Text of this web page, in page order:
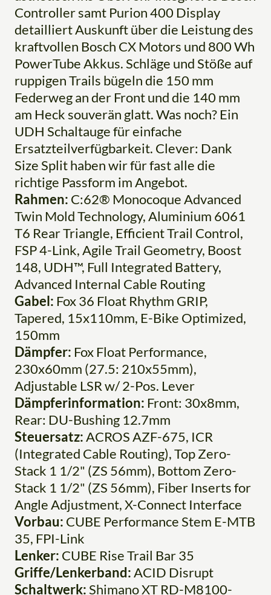
Controller samt Purion 400 Display
detailliert Auskunft über die Leistung des
kraftvollen Bosch CX Motors und 800 Wh
PowerTube Akkus. Schläge und Stöße auf
ruppigen Trails bügeln die 150 mm
Federweg an der Front und die 140 mm
am Heck souverän glatt. Was noch? Ein
UDH Schaltauge für einfache
Ersatzteilverfügbarkeit. Clever: Dank
Size Split haben wir für fast alle die
richtige Passform im Angebot.
Rahmen: C:62® Monocoque Advanced
Twin Mold Technology, Aluminium 6061
T6 Rear Triangle, Efficient Trail Control,
FSP 4-Link, Agile Trail Geometry, Boost
148, UDH™, Full Integrated Battery,
Advanced Internal Cable Routing
Gabel: Fox 36 Float Rhythm GRIP,
Tapered, 15x110mm, E-Bike Optimized,
150mm
Dämpfer: Fox Float Performance,
230x60mm (27.5: 210x55mm),
Adjustable LSR w/ 2-Pos. Lever
Dämpferinformation: Front: 30x8mm,
Rear: DU-Bushing 12.7mm
Steuersatz:ACROS AZF-675, ICR
(Integrated Cable Routing), Top Zero-
Stack 1 1/2" (ZS 56mm), Bottom Zero-
Stack 1 1/2" (ZS 56mm), Fiber Inserts for
Angle Adjustment, X-Connect Interface
Vorbau: CUBE Performance Stem E-MTB
35, FPI-Link
Lenker: CUBE Rise Trail Bar 35
Griffe/Lenkerband:ACID Disrupt
Schaltwerk:Shimano XT RD-M8100-